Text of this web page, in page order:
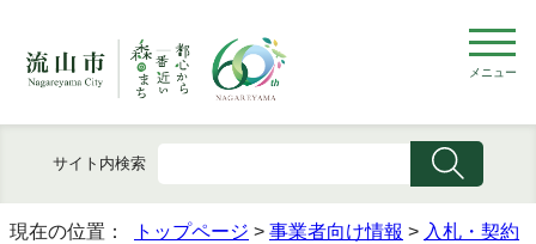
メニュー
サイト内検索
現在の位置： トップページ > 事業者向け情報 > 入札・契約